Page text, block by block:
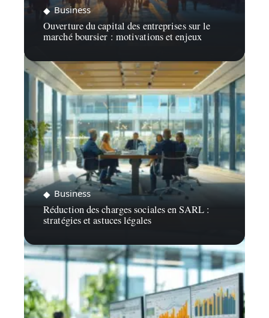
Business
Ouverture du capital des entreprises sur le
marché boursier : motivations et enjeux
Business
Réduction des charges sociales en SARL :
stratégies et astuces légales